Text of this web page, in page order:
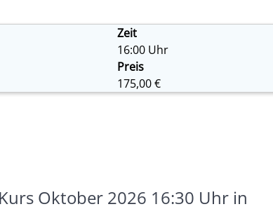
Zeit
16:00 Uhr
Preis
175,00 €
Oktober 2026 16:30 Uhr in